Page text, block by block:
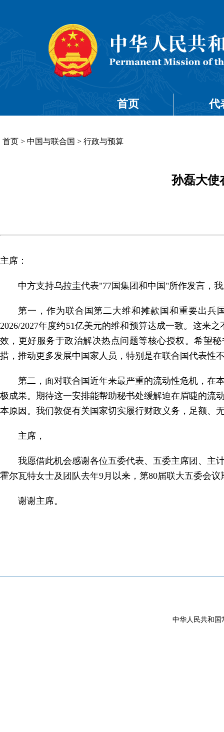
首页 代
首页 > 中国与联合国 > 行政与预算
孙磊大使
主席：
中方支持乌拉圭代表"77国集团和中国"所作发言，
第一，作为联合国第二大维和摊款国和重要出兵
2026/2027年度约51亿美元的维和预算达成一致。这来
效，更好服务于政治解决热点问题等核心授权。希望
措，推动更多发展中国家人员，特别是在联合国代表性
第二，面对联合国近年来最严重的流动性危机，在
极成果。期待这一安排能帮助秘书处缓解迫在眉睫的流
本原因。我们敦促有关国家切实履行财政义务，足额、
主席，
我愿借此机会感谢各位五委代表、五委主席团、主
霍尔瓦特女士及团队去年9月以来，第80届联大五委会
谢谢主席。
中华人民共和国